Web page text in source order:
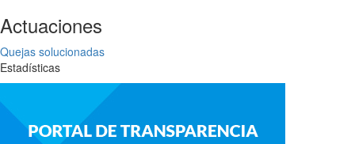
Actuaciones
Quejas solucionadas
Estadísticas